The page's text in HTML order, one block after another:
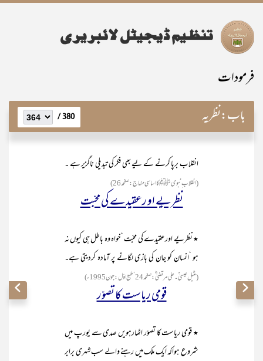
فرمودات
باب:نظریہ 380 /
انقلاب برپا کرنے کے لیے بھی فکر کی تبدیلی ناگزیر ہے ۔
(انقلاب ِنبوی ﷺ کااساسی منہاج:صفحہ26 )
نظریے او رعقیدے کی محبّت
٭ نظریے اورعقیدے کی محبّت ‘خواہ وہ باطل ہی کیوں نہ
ہو ‘انسان کو جان کی بازی لگانے پر آمادہ کردیتی ہے۔
(مثیل عیسیٰ ؑ۔علی مرتضیٰ ؓ:صفحہ24 ‘طبع اوّل :جون1995ء )
قومی ریاست کا تصوّر
٭ قومی ریاست کا تصوّر اٹھارہویں صدی سے یورپ میں
شروع ہواکہ ایک ملک میں رہنے والے سب شہری برابر